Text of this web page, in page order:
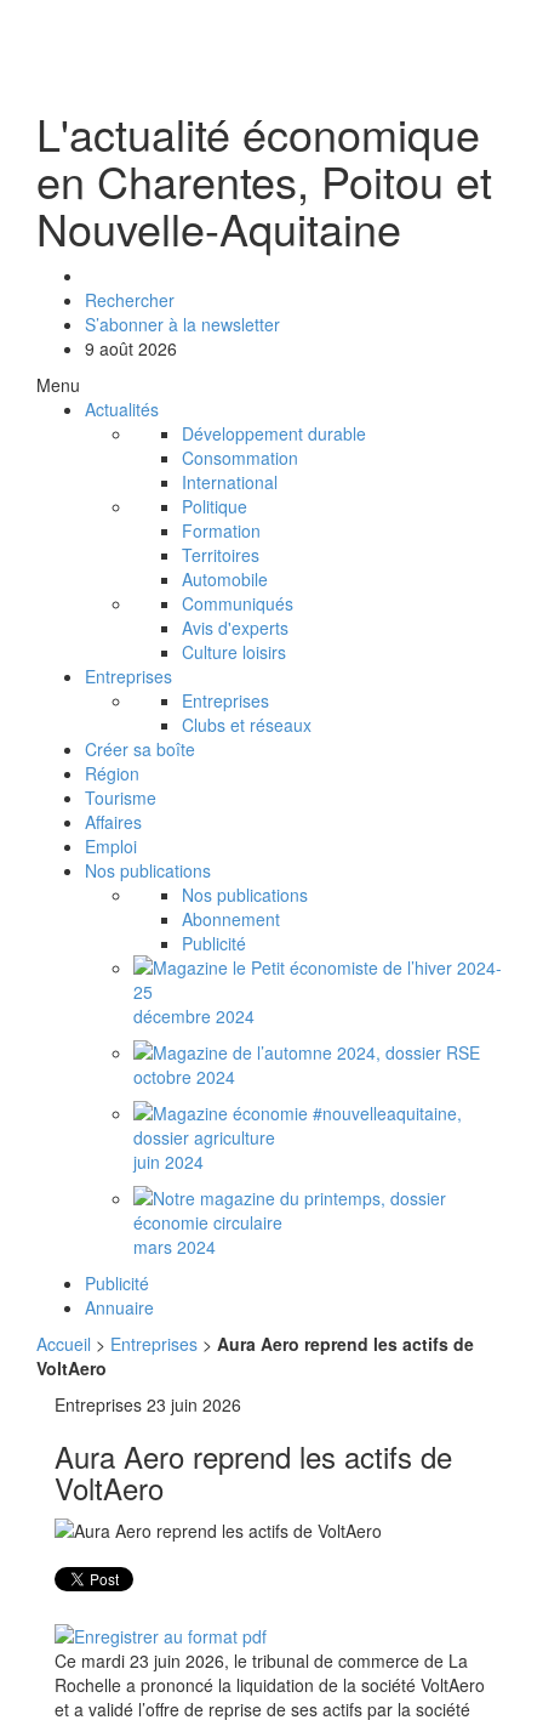
L'actualité économique
en Charentes, Poitou et
Nouvelle-Aquitaine
Rechercher
S’abonner à la newsletter
9 août 2026
Menu
Actualités
Développement durable
Consommation
International
Politique
Formation
Territoires
Automobile
Communiqués
Avis d'experts
Culture loisirs
Entreprises
Entreprises
Clubs et réseaux
Créer sa boîte
Région
Tourisme
Affaires
Emploi
Nos publications
Nos publications
Abonnement
Publicité
décembre 2024
octobre 2024
juin 2024
mars 2024
Publicité
Annuaire
Accueil > Entreprises > Aura Aero reprend les actifs de
VoltAero
Entreprises 23 juin 2026
Aura Aero reprend les actifs de
VoltAero
Ce mardi 23 juin 2026, le tribunal de commerce de La
Rochelle a prononcé la liquidation de la société VoltAero
et a validé l’offre de reprise de ses actifs par la société